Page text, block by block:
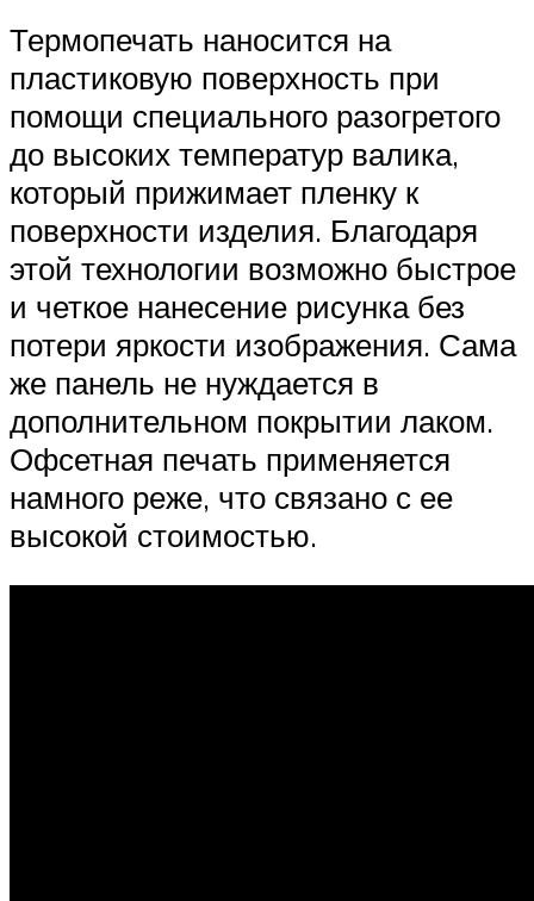
Термопечать наносится на
пластиковую поверхность при
помощи специального разогретого
до высоких температур валика,
который прижимает пленку к
поверхности изделия. Благодаря
этой технологии возможно быстрое
и четкое нанесение рисунка без
потери яркости изображения. Сама
же панель не нуждается в
дополнительном покрытии лаком.
Офсетная печать применяется
намного реже, что связано с ее
высокой стоимостью.